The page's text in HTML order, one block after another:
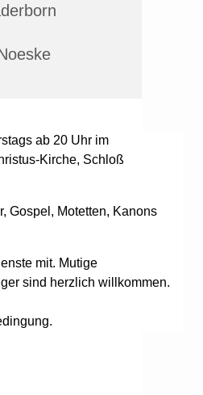
ab 20 Uhr im
Kirche, Schloß
Gospel, Motetten, Kanons
mit. Mutige
sind herzlich willkommen.